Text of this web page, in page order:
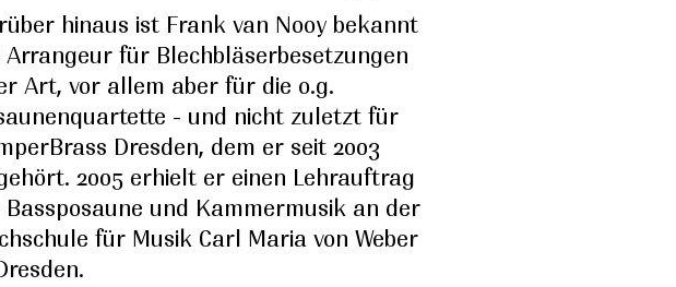
hinaus ist Frank van Nooy bekannt
Arrangeur für Blechbläserbesetzungen
Art, vor allem aber für die o.g.
- und nicht zuletzt für
Dresden, dem er seit 2003
2005 erhielt er einen Lehrauftrag
und Kammermusik an der
für Musik Carl Maria von Weber